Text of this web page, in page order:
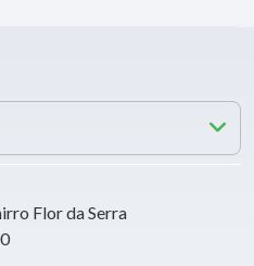
Flor da Serra